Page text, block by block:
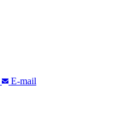
E-mail